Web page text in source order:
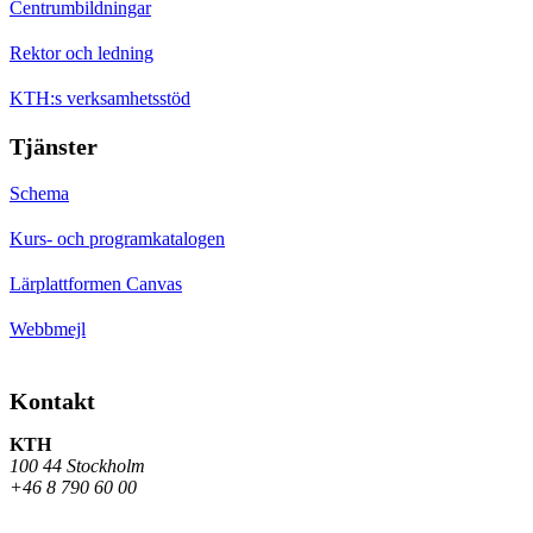
Centrumbildningar
Rektor och ledning
KTH:s verksamhetsstöd
Tjänster
Schema
Kurs- och programkatalogen
Lärplattformen Canvas
Webbmejl
Kontakt
KTH
100 44 Stockholm
+46 8 790 60 00